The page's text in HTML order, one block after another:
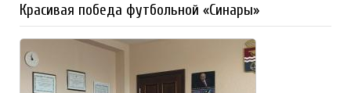
Красивая победа футбольной «Синары»